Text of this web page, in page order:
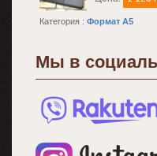
Категория : Формат A5
Мы в